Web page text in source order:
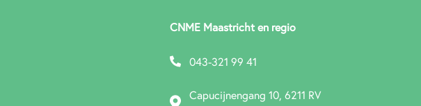
CNME Maastricht en regio
043-321 99 41
Capucijnengang 10, 6211 RV